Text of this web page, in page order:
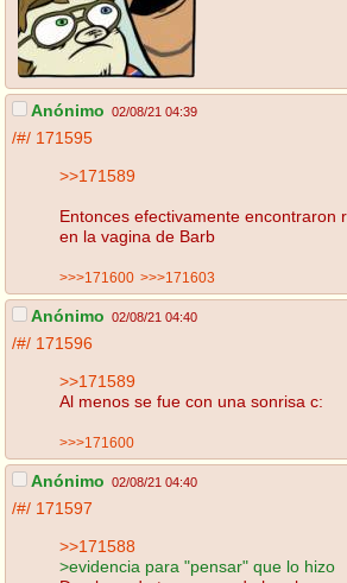
Anónimo 02/08/21 04:39
/#/ 171595
>>171589
Entonces efectivamente encontraron
en la vagina de Barb
>>>171600 >>>171603
Anónimo 02/08/21 04:40
/#/ 171596
>>171589
Al menos se fue con una sonrisa c:
>>>171600
Anónimo 02/08/21 04:40
/#/ 171597
>>171588
>evidencia para "pensar" que lo hizo